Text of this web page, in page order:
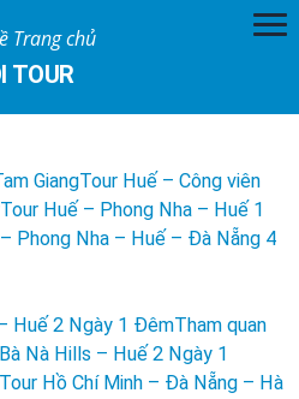
Trang chủ
TOUR
GiangTour Huế – Công viên
Tour Huế – Phong Nha – Huế 1
Phong Nha – Huế – Đà Nẵng 4
Huế 2 Ngày 1 ĐêmTham quan
Nà Hills – Huế 2 Ngày 1
Tour Hồ Chí Minh – Đà Nẵng – Hà